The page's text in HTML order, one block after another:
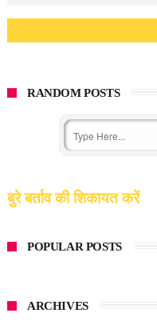
RANDOM POSTS
बुरे बर्ताव की शिकायत करें
POPULAR POSTS
ARCHIVES